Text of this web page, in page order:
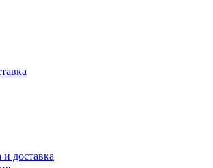
доставка